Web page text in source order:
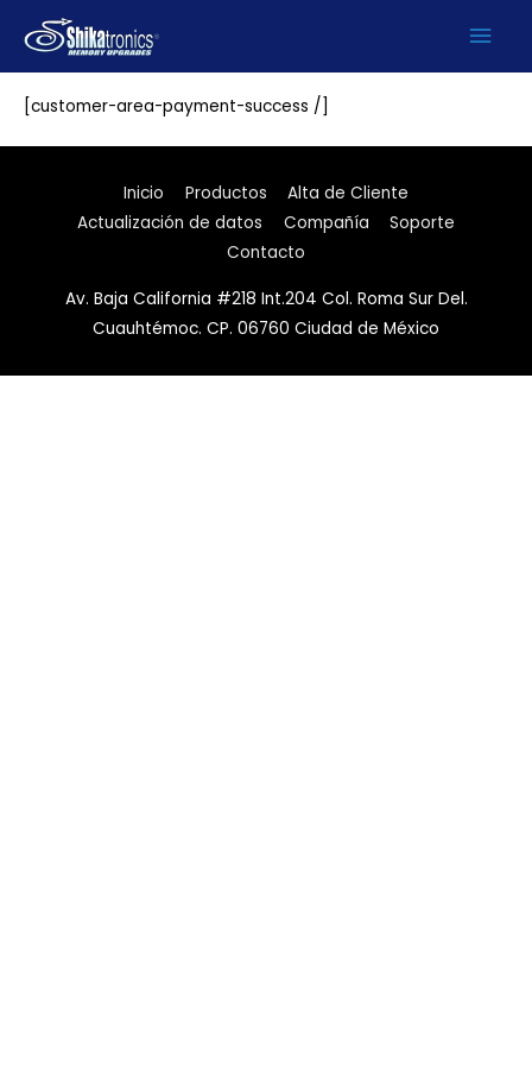
contenido
Payment accepted
[customer-area-payment-success /]
Inicio Productos
Alta de Cliente
Actualización de datos
Compañía
Soporte
Contacto
Av. Baja California #218 Int.204 Col. Roma Sur Del.
Cuauhtémoc. CP. 06760 Ciudad de México